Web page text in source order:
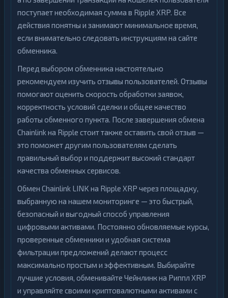
поступает необходимая сумма в Ripple XRP. Все
действия понятны и занимают минимальное время,
если внимательно следовать инструкциям на сайте
обменника.
Перед выбором обменника настоятельно
рекомендуем изучить отзывы пользователей. Отзывы
помогают оценить скорость обработки заявок,
корректность условий сделки и общее качество
работы обменного пункта. После завершения обмена
Chainlink на Ripple стоит также оставить свой отзыв —
это поможет другим пользователям сделать
правильный выбор и поддержит высокий стандарт
качества обменных сервисов.
Обмен Chainlink LINK на Ripple XRP через площадку,
выбранную на нашем мониторинге — это быстрый,
безопасный и выгодный способ управления
цифровыми активами. Постоянно обновляемые курсы,
проверенные обменники и удобная система
фильтрации предложений делают процесс
максимально простым и эффективным. Выбирайте
лучшие условия, обменивайте Чейнлинк на Риппл XRP
и управляйте своими криптовалютными активами с